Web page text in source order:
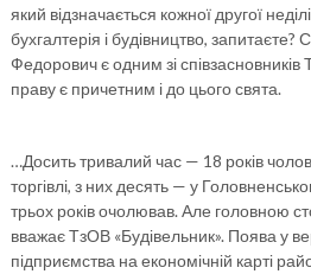
який відзначається кожної другої
бухгалтерія і будівництво,
Федорович є одним зі співзасновників
праву є причетним і до цього свята.
…Досить тривалий час — 18 років
торгівлі, з них десять — у
трьох років очолював. Але головною
вважає ТзОВ «Будівельник». Поява у
підприємства на економічній карті